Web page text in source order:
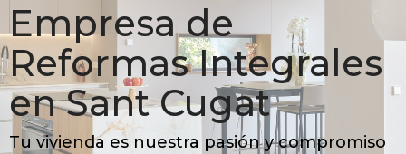
Empresa de
Reformas Integrales
en Sant Cugat
Tu vivienda es nuestra pasión y compromiso